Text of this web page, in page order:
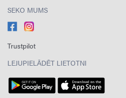
SEKO MUMS
Trustpilot
LEJUPIELĀDĒT LIETOTNI